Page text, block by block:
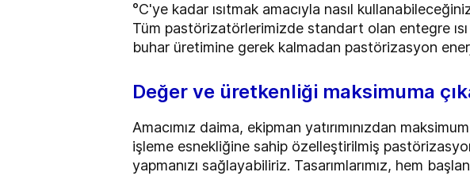
°C'ye kadar ısıtmak amacıyla nasıl
Tüm pastörizatörlerimizde standart olan entegre ısı
buhar üretimine gerek kalmadan pastörizasyon
Değer ve üretkenliği maksimuma
Amacımız daima, ekipman yatırımınızdan
işleme esnekliğine sahip özelleştirilmiş
yapmanızı sağlayabiliriz. Tasarımlarımız, hem